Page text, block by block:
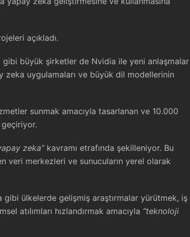
açıkladı.
gibi büyük şirketler de Nvidia ile yeni anlaşmalar
zeka uygulamaları ve büyük dil modellerinin
sunmak amacıyla tasarlanan ve 10.000
zeka”kavramı etrafında şekilleniyor. Bu
veri merkezleri ve sunucuların yerel olarak
gibi ülkelerde gelişmiş araştırmalar yürütmek, iş
atılımları hızlandırmak amacıyla “teknoloji